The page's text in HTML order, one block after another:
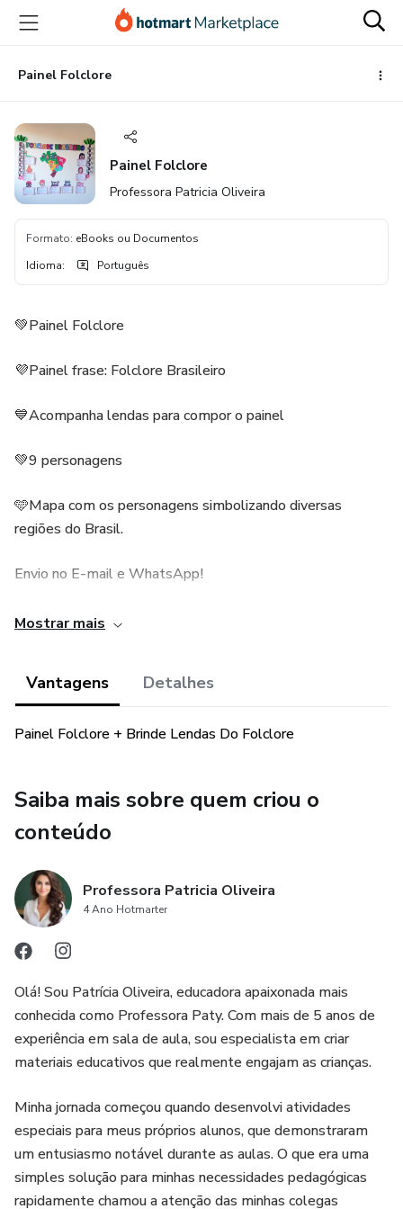
para
conteúdo
principal
para
pagamento
para
rodapé
Painel Folclore
Painel Folclore
Professora Patricia Oliveira
Formato: eBooks ou Documentos
Idioma: Português
💚Painel Folclore
💜Painel frase: Folclore Brasileiro
💙Acompanha lendas para compor o painel
💚9 personagens
🩵Mapa com os personagens simbolizando diversas
regiões do Brasil.
Envio no E-mail e WhatsApp!
Valor R$6,50
Mostrar mais
Vantagens Detalhes
Painel Folclore + Brinde Lendas Do Folclore
Saiba mais sobre quem criou o
conteúdo
Professora Patricia Oliveira
4 Ano Hotmarter
Olá! Sou Patrícia Oliveira, educadora apaixonada mais
conhecida como Professora Paty. Com mais de 5 anos de
experiência em sala de aula, sou especialista em criar
materiais educativos que realmente engajam as crianças.
Minha jornada começou quando desenvolvi atividades
especiais para meus próprios alunos, que demonstraram
um entusiasmo notável durante as aulas. O que era uma
simples solução para minhas necessidades pedagógicas
rapidamente chamou a atenção das minhas colegas